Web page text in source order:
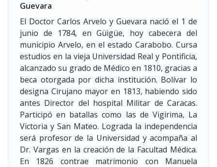
Guevara
El Doctor Carlos Arvelo y Guevara nació el 1 de
junio de 1784, en Güigüe, hoy cabecera del
municipio Arvelo, en el estado Carabobo. Cursa
estudios en la vieja Universidad Real y Pontificia,
alcanzado su grado de Médico en 1810, gracias a
beca otorgada por dicha institución. Bolívar lo
designa Cirujano mayor en 1813, habiendo sido
antes Director del hospital Militar de Caracas.
Participó en batallas como las de Vigirima, La
Victoria y San Mateo. Lograda la independencia
será profesor de la Universidad y acompaña al
Dr. Vargas en la creación de la Facultad Médica.
En 1826 contrae matrimonio con Manuela